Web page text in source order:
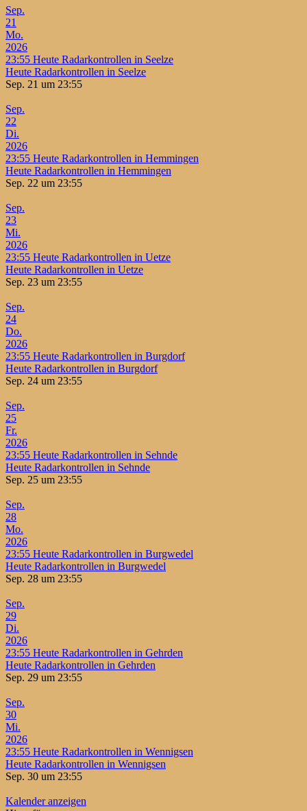
Sep.
21
Mo.
2026
23:55 Heute Radarkontrollen in Seelze
Heute Radarkontrollen in Seelze
Sep. 21 um 23:55
Sep.
22
Di.
2026
23:55 Heute Radarkontrollen in Hemmingen
Heute Radarkontrollen in Hemmingen
Sep. 22 um 23:55
Sep.
23
Mi.
2026
23:55 Heute Radarkontrollen in Uetze
Heute Radarkontrollen in Uetze
Sep. 23 um 23:55
Sep.
24
Do.
2026
23:55 Heute Radarkontrollen in Burgdorf
Heute Radarkontrollen in Burgdorf
Sep. 24 um 23:55
Sep.
25
Fr.
2026
23:55 Heute Radarkontrollen in Sehnde
Heute Radarkontrollen in Sehnde
Sep. 25 um 23:55
Sep.
28
Mo.
2026
23:55 Heute Radarkontrollen in Burgwedel
Heute Radarkontrollen in Burgwedel
Sep. 28 um 23:55
Sep.
29
Di.
2026
23:55 Heute Radarkontrollen in Gehrden
Heute Radarkontrollen in Gehrden
Sep. 29 um 23:55
Sep.
30
Mi.
2026
23:55 Heute Radarkontrollen in Wennigsen
Heute Radarkontrollen in Wennigsen
Sep. 30 um 23:55
Kalender anzeigen